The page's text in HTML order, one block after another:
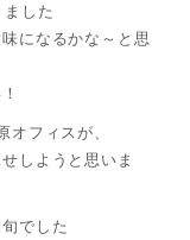
ました
になるかな～と思
オフィスが、
しようと思いま
でした